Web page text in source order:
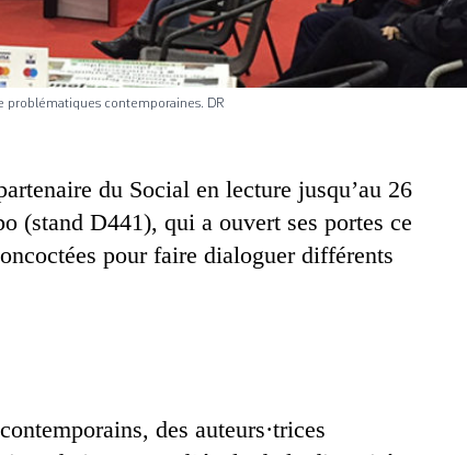
problématiques contemporaines. DR
du Social en lecture jusqu’au 26
(stand D441), qui a ouvert ses portes ce
pour faire dialoguer différents
des auteurs·trices